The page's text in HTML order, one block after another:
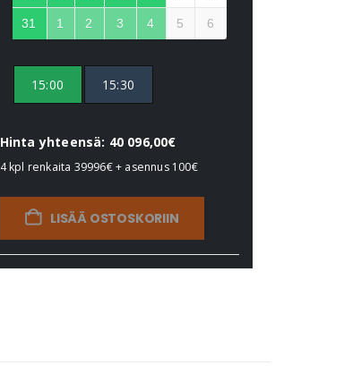
31 1 2 3 4 5 6
15:00 15:30
Hinta yhteensä: 40 096,00€
4 kpl renkaita 39996€+ asennus 100€
LISÄÄ OSTOSKORIIN